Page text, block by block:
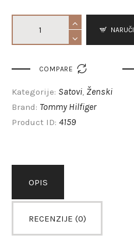
NARUČI
COMPARE 
Kategorije: Satovi, Ženski
Brand: Tommy Hilfiger
Product ID: 4159
OPIS
RECENZIJE (0)